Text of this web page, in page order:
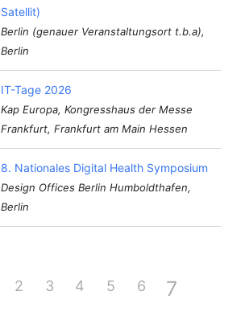
Satellit)
Berlin (genauer Veranstaltungsort t.b.a),
Berlin
IT-Tage 2026
Kap Europa, Kongresshaus der Messe
Frankfurt, Frankfurt am Main Hessen
8. Nationales Digital Health Symposium
Design Offices Berlin Humboldthafen,
Berlin
2 3 4 5 6 7